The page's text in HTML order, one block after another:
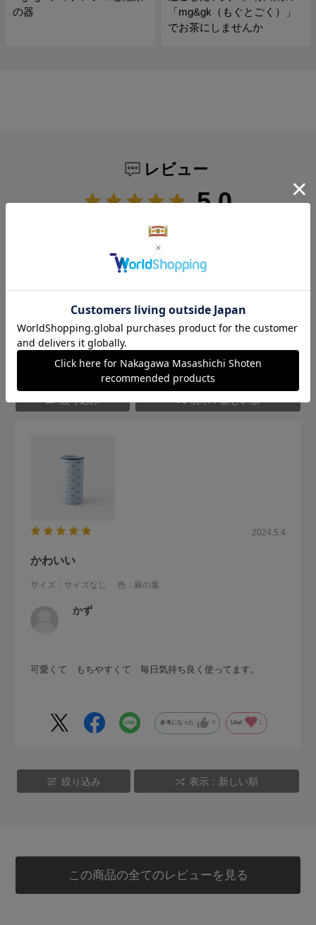
の器
「mg&gk（もぐとごく）」
でお茶にしませんか
レビュー
5.0
レビュー件数：
★ 1
絞り込み 表示：新しい順
2024.5.4
かわいい
サイズ：サイズなし 色：麻の葉
かず
可愛くて もちやすくて 毎日気持ち良く使ってます。
参考になった 0 Like! 1
絞り込み 表示：新しい順
この商品の全てのレビューを見る